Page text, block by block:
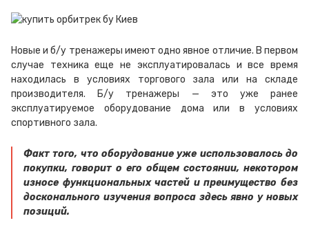
Новые и б/у тренажеры имеют одно явное отличие. В первом
случае техника еще не эксплуатировалась и все время
находилась в условиях торгового зала или на складе
производителя. Б/у тренажеры — это уже ранее
эксплуатируемое оборудование дома или в условиях
спортивного зала.
Факт того, что оборудование уже использовалось до
покупки, говорит о его общем состоянии, некотором
износе функциональных частей и преимущество без
досконального изучения вопроса здесь явно у новых
позиций.